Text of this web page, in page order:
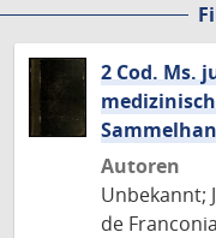
2 Cod. Ms.
Autoren
Unbekannt;
de